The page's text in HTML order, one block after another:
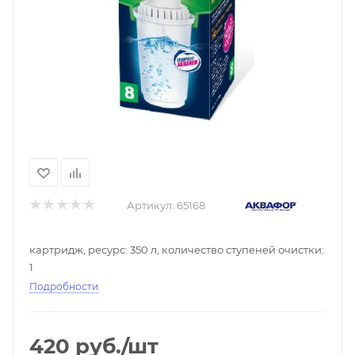
Артикул: 65168
картридж, ресурс: 350 л, количество ступеней очистки:
1
Подробности
420 руб./шт